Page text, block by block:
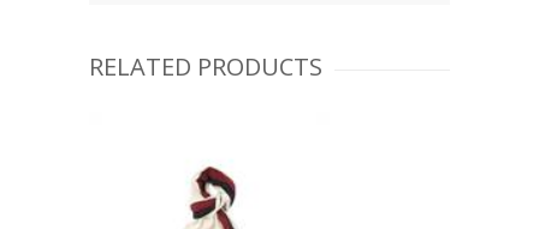
RELATED PRODUCTS